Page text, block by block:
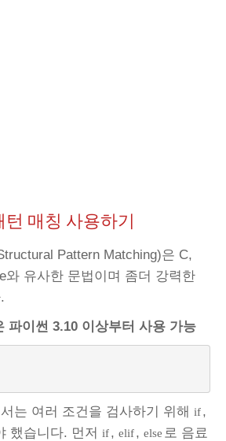
턴 매칭 사용하기
Pattern Matching)은 C,
와 유사한 문법이며 좀더 강력한
파이썬 3.10 이상부터 사용 가능
는 여러 조건을 검사하기 위해 if,
했습니다. 먼저 if, elif, else 로 음료